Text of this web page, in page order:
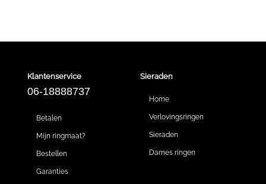
Klantenservice
06-18888737
Betalen
Mijn ringmaat?
Bestellen
Garanties
Sieraden
Home
Verlovingsringen
Sieraden
Dames ringen